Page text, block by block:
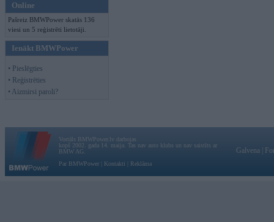
Online
Pašreiz BMWPower skatās 136
viesi un 5 reģistrēti lietotāji.
Ienākt BMWPower
• Pieslēgties
• Reģistrēties
• Aizmirsi paroli?
Vortāls BMWPower.lv darbojas
kopš 2002. gada 14. maija. Tas nav auto klubs un nav saistīts ar
BMW AG.
Par BMWPower
Kontakti Reklāma
Galvena